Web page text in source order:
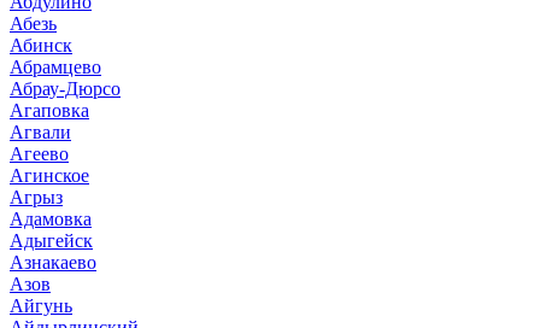
Абезь
Абинск
Абрамцево
Абрау-Дюрсо
Агаповка
Агвали
Агеево
Агинское
Агрыз
Адамовка
Адыгейск
Азнакаево
Азов
Айгунь